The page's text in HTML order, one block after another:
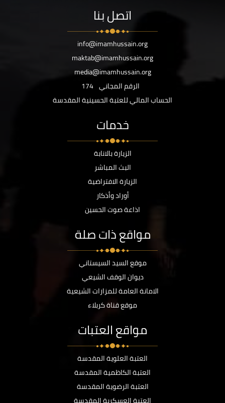
اتصل بنا
info@imamhussain.org
maktab@imamhussain.org
media@imamhussain.org
الرقم المجاني 174
الحساب المالي للعتبة الحسينية المقدسة
خدمات
الزيارة بالانابة
البث المباشر
الزيارة الافتراضية
أوراد وأذكار
اذاعة صوت الحسين
مواقع ذات صلة
موقع السيد السيستاني
ديوان الوقف الشيعي
الامانة العامة للمزارات الشيعية
موقع قناة كربلاء
مواقع العتبات
العتبة العلوية المقدسة
العتبة الكاظمية المقدسة
العتبة الرضوية المقدسة